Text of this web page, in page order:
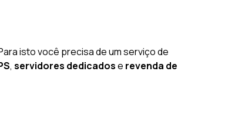
isto você precisa de um serviço de
, servidores dedicadose revenda de